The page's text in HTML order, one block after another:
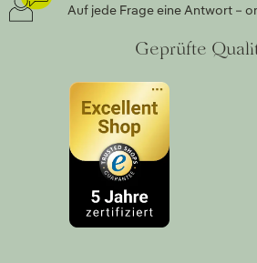
Auf jede Frage eine Antwort –
Geprüfte